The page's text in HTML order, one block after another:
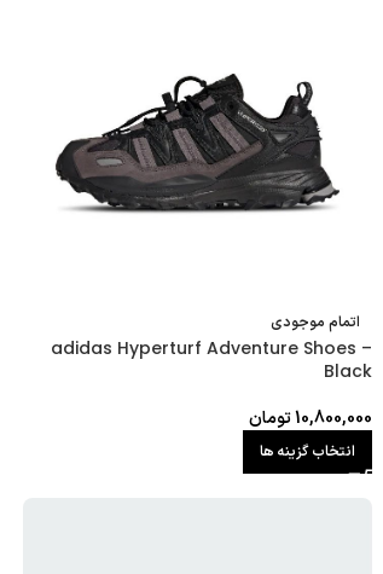
اتمام موجودی
adidas Hyperturf Adventure Shoes –
Black
10,800,000تومان
انتخاب گزینه ها